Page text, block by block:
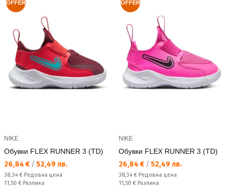
OFFER
NIKE
Обувки FLEX RUNNER 3 (TD)
Текуща цена:
26,84 € / 52,49 лв.
Редовна цена:
38,34 € Редовна цена
Спестявате:
11,50 € Разлика
OFFER
NIKE
Обувки FLEX RUNNER 3 (TD)
Текуща цена:
26,84 € / 52,49 лв.
Редовна цена:
38,34 € Редовна цена
Спестявате:
11,50 € Разлика